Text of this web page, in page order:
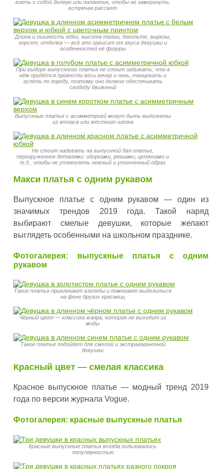
взять с собой болеро или палантин, чтобы не замерзнуть,
встречая рассвет
Длина и пышность юбки, высота талии, декольте, вырезы,
корсет, отделка — всё это зависит от вкуса девушки и
особенностей её фигуры
При выборе выпускного платья не стоит забывать, что в
нём придётся провести весь вечер и ночь, танцевать и
гулять по городу, поэтому оно должно обеспечивать
свободу движений
Выпускные платья с асимметрией могут быть выполнены
из атласа или жёсткого шёлка
Не стоит надевать на выпускной бал платье,
перегруженное деталями: оборками, рюшами, цепочками и
т.д., чтобы не утяжелять нежный и утонченный образ
Макси платья с одним рукавом
Выпускное платье с одним рукавом — один из
значимых трендов 2019 года. Такой наряд
выбирают смелые девушки, которые желают
выглядеть особенными на школьном празднике.
Фотогалерея: выпускные платья с одним
рукавом
Такие платья привлекают взгляды и помогают выделиться
на фоне других красавиц
Чёрный цвет — классика жанра, которая не выходит из
моды
Такое платье подойдет для смелой и экстравагантной
девушки
Красный цвет — смелая классика
Красное выпускное платье — модный тренд 2019
года по версии журнала Vogue.
Фотогалерея: красные выпускные платья
Красные выпускные платья всегда пользовались
популярностью